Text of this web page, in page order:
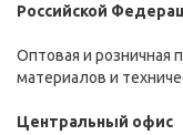
Российской
Оптовая и розничная
материалов и
Центральный офис